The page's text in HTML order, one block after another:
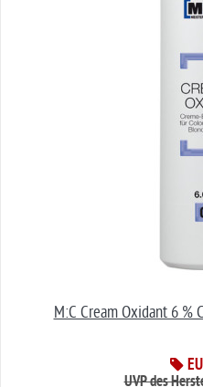
M:C Cream Oxidant 6 %
UVP des